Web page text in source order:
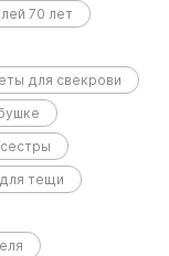
70 лет
для свекрови
тещи